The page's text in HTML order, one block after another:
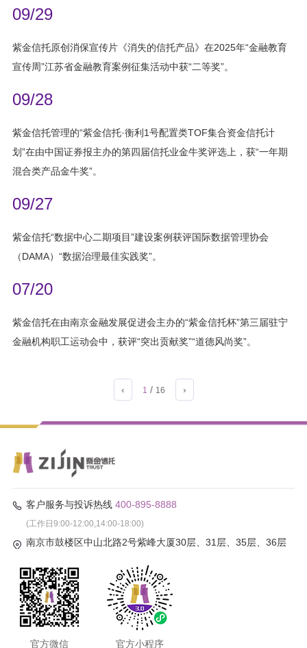
09/29
紫金信托原创消保宣传片《消失的信托产品》在2025年“金融教育
宣传周”江苏省金融教育案例征集活动中获“二等奖”。
09/28
紫金信托管理的“紫金信托·衡利1号配置类TOF集合资金信托计
划”在由中国证券报主办的第四届信托业金牛奖评选上，获“一年期
混合类产品金牛奖”。
09/27
紫金信托“数据中心二期项目”建设案例获评国际数据管理协会
（DAMA）“数据治理最佳实践奖”。
07/20
紫金信托在由南京金融发展促进会主办的“紫金信托杯”第三届驻宁
金融机构职工运动会中，获评“突出贡献奖”“道德风尚奖”。
‹ 1 / 16 ›
客户服务与投诉热线 400-895-8888
(工作日9:00-12:00,14:00-18:00)
南京市鼓楼区中山北路2号紫峰大厦30层、31层、35层、36层
官方微信 官方小程序